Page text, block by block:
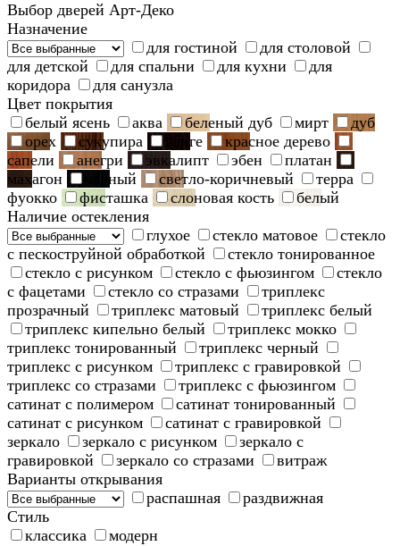
Выбор дверей Арт-Деко
Назначение
для гостиной
для столовой
для детской
для спальни для кухни
для
коридора
для санузла
Цвет покрытия
белый ясень
аква беленый дуб мирт
дуб
орех
сукупира венге
красное дерево
сапели
анегри эвкалипт эбен
платан
махагон
черный светло-коричневый
терра
фуокко
фисташка слоновая кость
белый
Наличие остекления
глухое
стекло матовое
стекло
с пескоструйной обработкой
стекло тонированное
стекло с рисунком
стекло с фьюзингом
стекло
с фацетами
стекло со стразами
триплекс
прозрачный
триплекс матовый
триплекс белый
триплекс кипельно белый
триплекс мокко
триплекс тонированный
триплекс черный
триплекс с рисунком
триплекс с гравировкой
триплекс со стразами
триплекс с фьюзингом
сатинат с полимером
сатинат тонированный
сатинат с рисунком
сатинат с гравировкой
зеркало
зеркало с рисунком
зеркало с
гравировкой
зеркало со стразами
витраж
Варианты открывания
распашная
раздвижная
Стиль
классика
модерн